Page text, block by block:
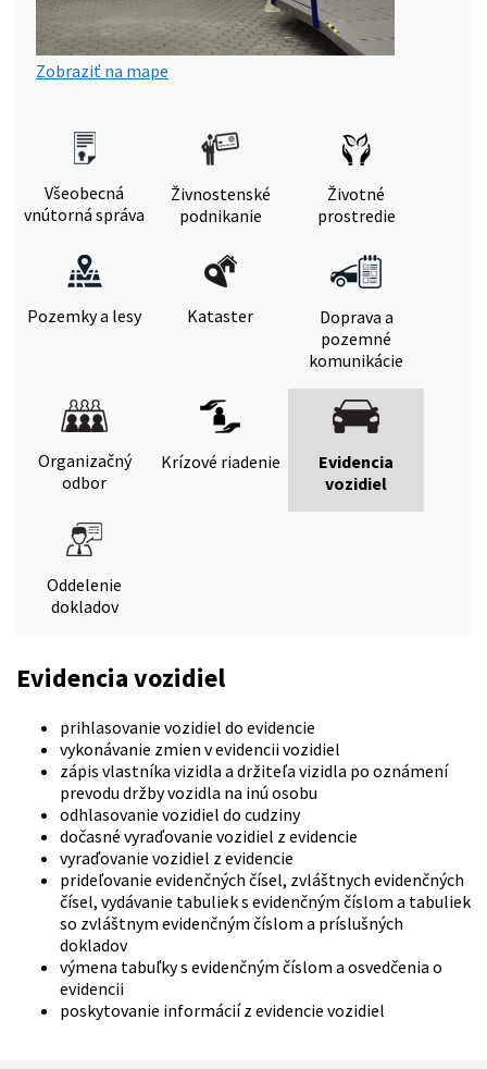
Zobraziť na mape
Všeobecná
vnútorná správa
Živnostenské
podnikanie
Životné
prostredie
Pozemky a lesy Kataster
Doprava a
pozemné
komunikácie
Organizačný
odbor
Krízové riadenie
Evidencia
vozidiel
Oddelenie
dokladov
Evidencia vozidiel
prihlasovanie vozidiel do evidencie
vykonávanie zmien v evidencii vozidiel
zápis vlastníka vizidla a držiteľa vizidla po oznámení
prevodu držby vozidla na inú osobu
odhlasovanie vozidiel do cudziny
dočasné vyraďovanie vozidiel z evidencie
vyraďovanie vozidiel z evidencie
prideľovanie evidenčných čísel, zvláštnych evidenčných
čísel, vydávanie tabuliek s evidenčným číslom a tabuliek
so zvláštnym evidenčným číslom a príslušných
dokladov
výmena tabuľky s evidenčným číslom a osvedčenia o
evidencii
poskytovanie informácií z evidencie vozidiel